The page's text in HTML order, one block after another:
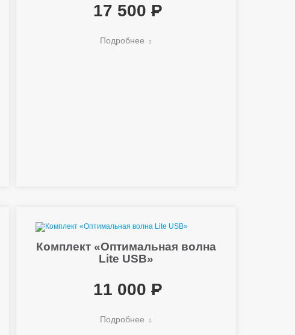
17 500
Подробнее
Комплект «Оптимальная волна
Lite USB»
11 000
Подробнее